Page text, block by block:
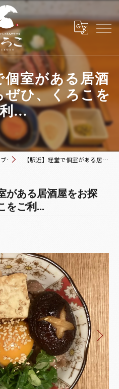
個室がある居酒
ぜひ、くろこを
...
ブログ 【駅近】経堂で個室がある居酒屋をお探しならぜひ、くろこをご利...
がある居酒屋をお探
をご利...